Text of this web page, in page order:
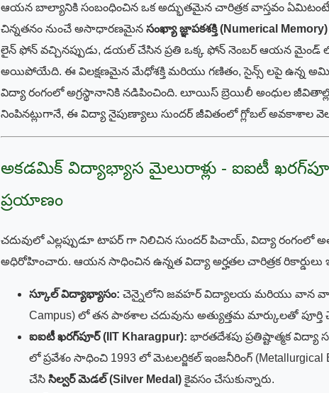
ఆయన బాల్యానికి సంబంధించిన ఒక అద్భుతమైన చారిత్రక వాస్తవం
చిన్నతనం నుంచే అసాధారణమైన సంఖ్యా జ్ఞాపకశక్తి (Numerical Memory)
లైన్ ఫోన్ వచ్చినప్పుడు, డయల్ చేసిన ప్రతి ఒక్క ఫోన్ నెంబర్ ఆయన మైండ్
అయిపోయేది. ఈ విలక్షణమైన మేధోశక్తి మరియు గణితం, సైన్స్ లపై ఉన్న
విద్యా రంగంలో అగ్రస్థానానికి నడిపించింది. లూయిస్ బ్రెయిలీ అంధుల జీవితాల్లో
నింపినట్లుగానే, ఈ విద్యా నైపుణ్యాలు సుందర్ జీవితంలో గ్లోబల్ అవకాశాల
అకడమిక్ విద్యాభ్యాస మైలురాళ్లు - ఐఐటీ
ప్రయాణం
చదువులో ఎల్లప్పుడూ టాపర్ గా నిలిచిన సుందర్ పిచాయ్, విద్యా రంగంలో
అధిరోహించారు. ఆయన సాధించిన ఉన్నత విద్యా అర్హతల చారిత్రక
స్కూల్ విద్యాభ్యాసం: చెన్నైలోని జవహర్ విద్యాలయ మరియు వాన వాణి
Campus) లో తన పాఠశాల చదువును అత్యుత్తమ మార్కులతో పూర్తి
ఐఐటీ ఖరగ్‌పూర్ (IIT Kharagpur): భారతదేశపు ప్రతిష్టాత్మక విద్యా
లో ప్రవేశం సాధించి 1993 లో మెటలర్జికల్ ఇంజనీరింగ్ (Metallurgical
చేసి సిల్వర్ మెడల్ (Silver Medal) కైవసం చేసుకున్నారు.